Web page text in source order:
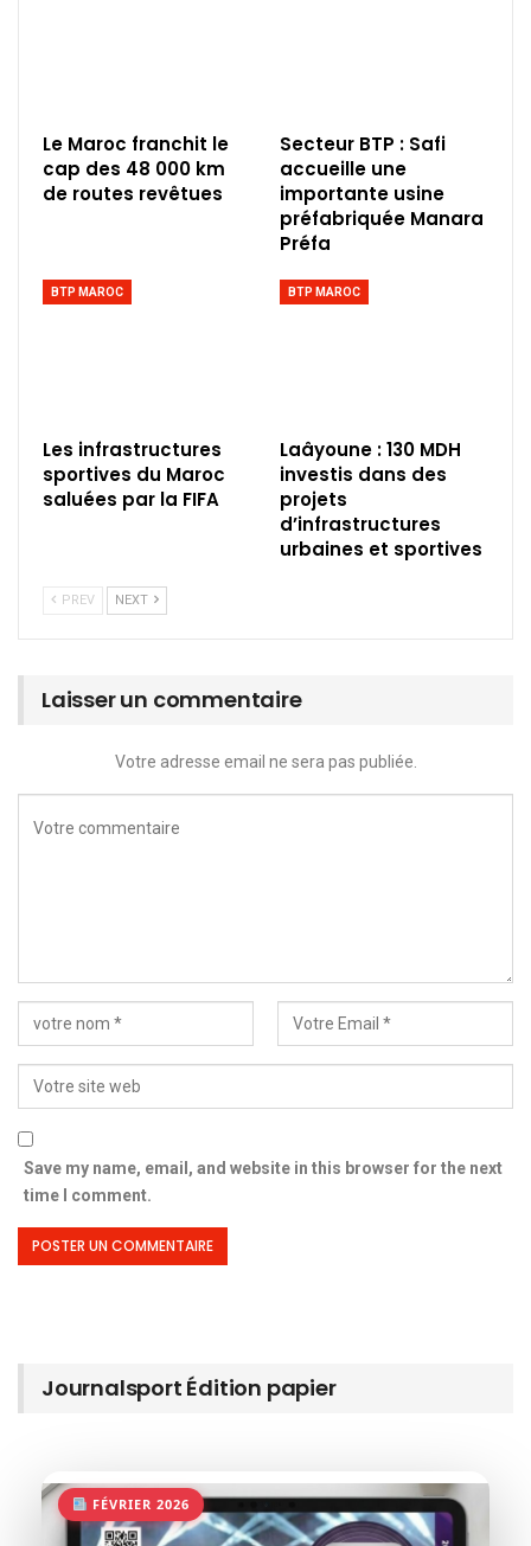
Le Maroc franchit le
cap des 48 000 km
de routes revêtues
Secteur BTP : Safi
accueille une
importante usine
préfabriquée Manara
Préfa
BTP MAROC
Les infrastructures
sportives du Maroc
saluées par la FIFA
BTP MAROC
Laâyoune : 130 MDH
investis dans des
projets
d’infrastructures
urbaines et sportives
PREV NEXT
Laisser un commentaire
Votre adresse email ne sera pas publiée.
Save my name, email, and website in this browser for the next
time I comment.
Journalsport Édition papier
FÉVRIER 2026